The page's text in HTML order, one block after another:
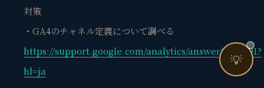
対策
・GA4のチャネル定義について調べる
https://support.google.com/analytics/answer/9756891?
hl=ja
💡
お問い合わせ